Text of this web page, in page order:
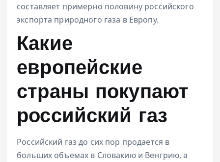
составляет примерно половину российского
экспорта природного газа в Европу.
Какие
европейские
страны покупают
российский газ
Российский газ до сих пор продается в
больших объемах в Словакию и Венгрию, а